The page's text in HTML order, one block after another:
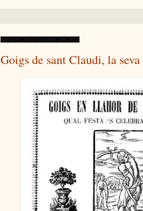
dimarts, 30 d’octubre del 2018
Goigs de sant Claudi, la